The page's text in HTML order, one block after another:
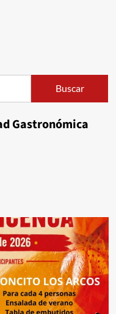
Gastronómica